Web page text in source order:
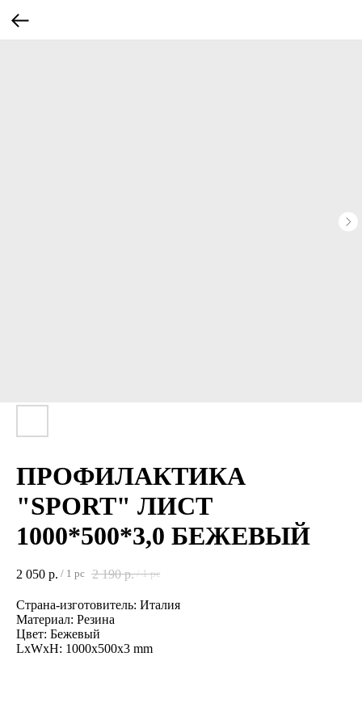
ПРОФИЛАКТИКА
"SPORT" ЛИСТ
1000*500*3,0 БЕЖЕВЫЙ
2 050 р. / 1 pc 2 190 р. / 1 pc
Страна-изготовитель: Италия
Материал: Резина
Цвет: Бежевый
LxWxH: 1000x500x3 mm